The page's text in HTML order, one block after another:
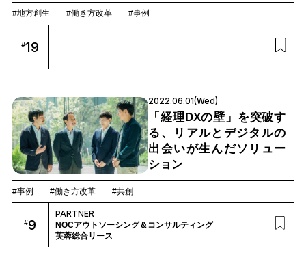
#地方創生 #働き方改革 #事例
#19
2022.06.01(Wed)
「経理DXの壁」を突破す
る、リアルとデジタルの
出会いが生んだソリュー
ション
#事例 #働き方改革 #共創
#9
PARTNER
NOCアウトソーシング＆コンサルティング
芙蓉総合リース